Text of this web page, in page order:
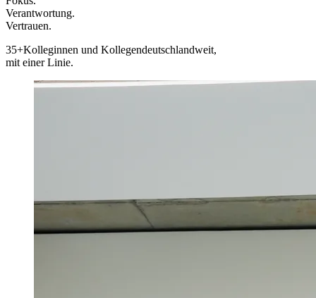
Verantwortung.
Vertrauen.
35+Kolleginnen und Kollegendeutschlandweit,
mit einer Linie.